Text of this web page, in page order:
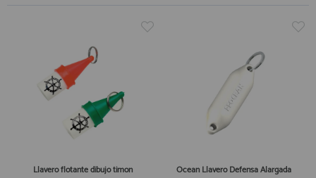
Llavero flotante dibujo timon Ocean Llavero Defensa Alargada